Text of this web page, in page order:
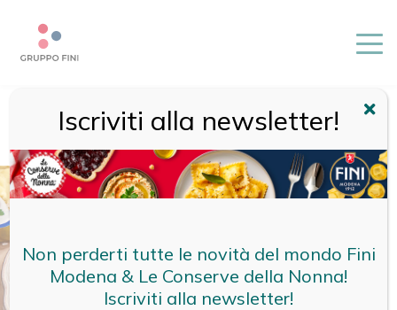
RICETTE/RICETTE FINI /TORTELLONI AI FUNGHI
PORCINI CON ZUCCA E MANDORLE
Iscriviti alla newsletter!
Non perderti tutte le novità del mondo Fini
Modena & Le Conserve della Nonna!
Iscriviti alla newsletter!